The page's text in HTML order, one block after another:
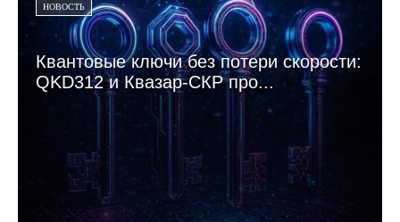
НОВОСТЬ
Квантовые ключи без потери скорости:
QKD312 и Квазар-СКР про...